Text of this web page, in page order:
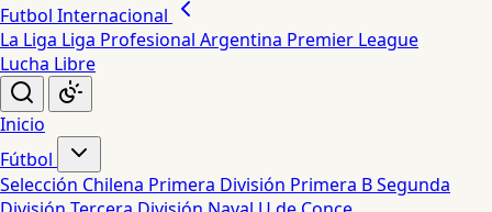
Futbol Internacional
La Liga Liga Profesional Argentina Premier League
Lucha Libre
Inicio
Fútbol
Selección Chilena Primera División Primera BSegunda